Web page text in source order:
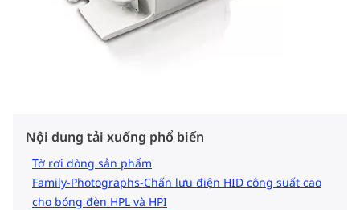
Nội dung tải xuống phổ biến
Tờ rơi dòng sản phẩm
Family-Photographs-Chấn lưu điện HID công suất cao
cho bóng đèn HPL và HPI